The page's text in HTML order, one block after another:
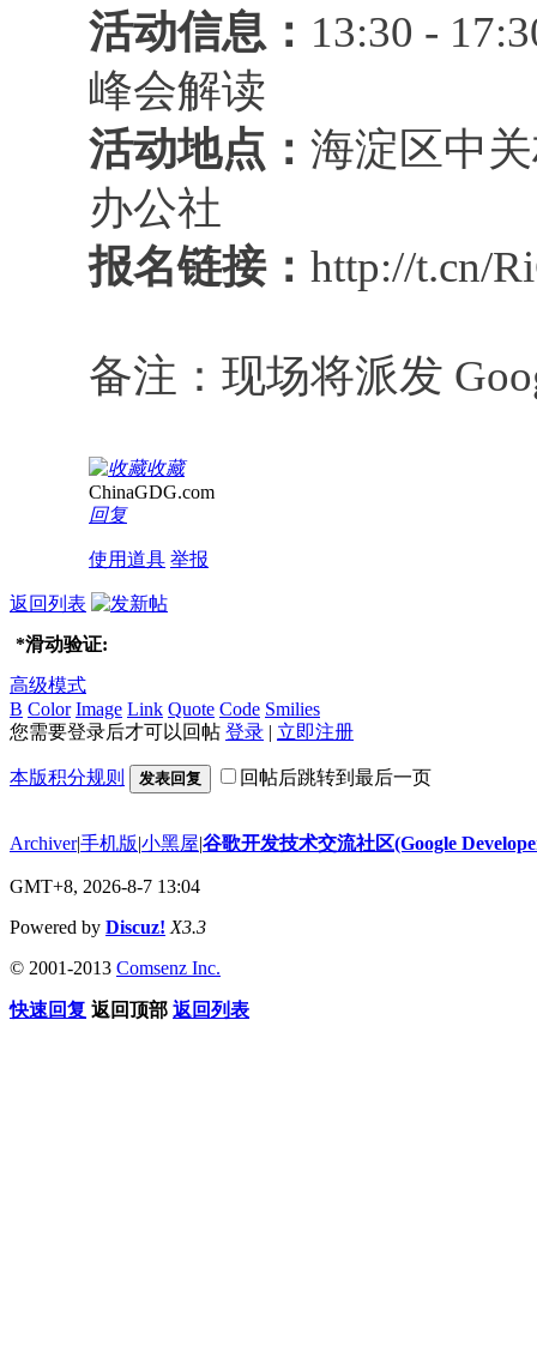
活动信息： 13:30 -
峰会解读
活动地点： 海淀区中
办公社
报名链接： http://t.cn/
备注：现场将派发
收藏
ChinaGDG.com
回复
使用道具 举报
返回列表
*滑动验证:
高级模式
B Color Image Link Quote Code Smilies
您需要登录后才可以回帖 登录 | 立即注册
本版积分规则 发表回复 回帖后跳转到最后一页
Archiver|手机版|小黑屋|谷歌开发技术交流社区(Google
GMT+8, 2026-8-7 13:04
Powered by Discuz! X3.3
© 2001-2013 Comsenz Inc.
快速回复 返回顶部 返回列表